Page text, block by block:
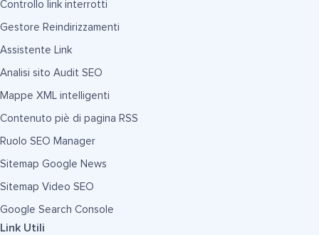
Controllo link interrotti
Gestore Reindirizzamenti
Assistente Link
Analisi sito Audit SEO
Mappe XML intelligenti
Contenuto piè di pagina RSS
Ruolo SEO Manager
Sitemap Google News
Sitemap Video SEO
Google Search Console
Link Utili